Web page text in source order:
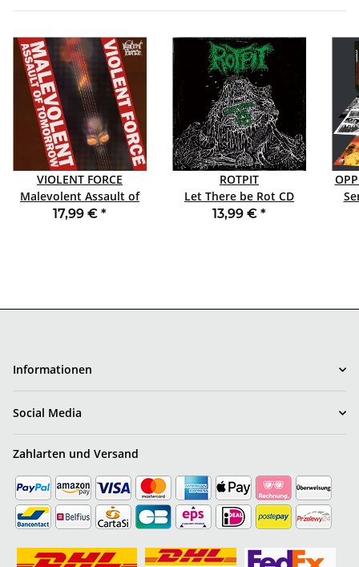
VIOLENT FORCE
Malevolent Assault of
Tomorrow LP RED /
17,99 € *
ROTPIT
Let There be Rot CD
JEWELCASE
13,99 € *
Informationen
Social Media
Zahlarten und Versand